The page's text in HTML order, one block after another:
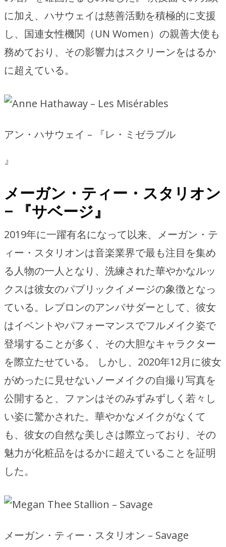
に加え、ハサウェイは慈善活動を積極的に支援
し、国連女性機関（UN Women）の親善大使も
務めており、その影響力はスクリーンをはるか
に超えている。
アン・ハサウェイ – 『レ・ミゼラブル
』
メーガン・ティー・スタリオン
– 『サベージ』
2019年に一躍有名になって以来、メーガン・テ
ィー・スタリオンは音楽業界で最も注目を集め
る人物の一人となり、洗練された華やかなルッ
クスは彼女のパブリックイメージの象徴となっ
ている。レブロンのアンバサダーとして、彼女
はイベントやパフォーマンスでフルメイク姿で
登場することが多く、その大胆なキャラクター
を際立たせている。 しかし、2020年12月に彼女
がめったに見せないノーメイクの自撮り写真を
公開すると、ファンはそのみずみずしく若々し
い姿に驚かされた。華やかなメイクがなくて
も、彼女の自然な美しさは際立っており、その
魅力が化粧品をはるかに超えていることを証明
した。
メーガン・ティー・スタリオン – Savage